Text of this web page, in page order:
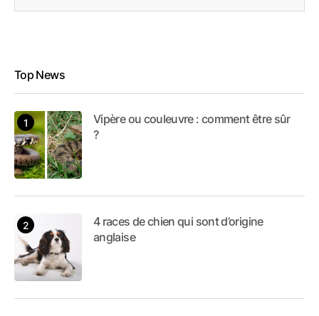
l'actualité et des conseils
découvertes captivantes.
Forte d'une expérience
rédaction. Mon parcours
multiple nourrit ma
Top News
Vipère ou couleuvre : comment être sûr
?
4 races de chien qui sont d’origine
anglaise